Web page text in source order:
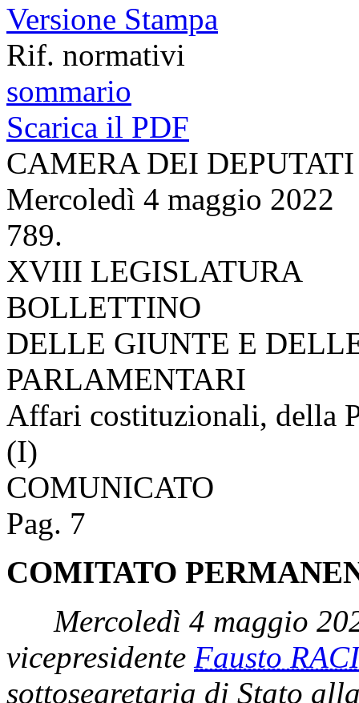
Versione Stampa
Rif. normativi
sommario
Scarica il PDF
CAMERA DEI DEPUTATI
Mercoledì 4 maggio 2022
789.
XVIII LEGISLATURA
BOLLETTINO
DELLE GIUNTE E
PARLAMENTARI
Affari costituzionali, della
(I)
COMUNICATO
Pag. 7
COMITATO
Mercoledì 4 maggio
vicepresidente Fausto
sottosegretaria di Stato